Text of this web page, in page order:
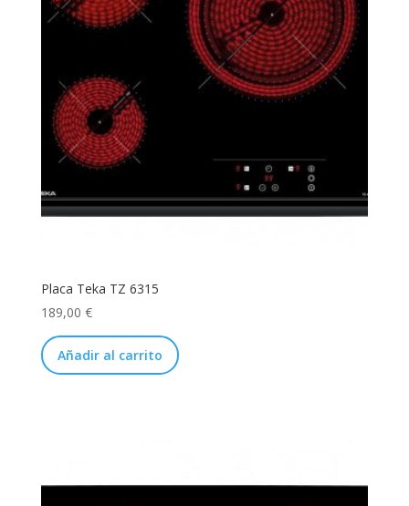
Placa Teka TZ 6315
189,00 €
Añadir al carrito